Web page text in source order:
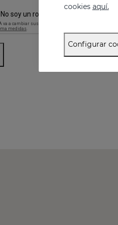
cookies aquí.
Configurar